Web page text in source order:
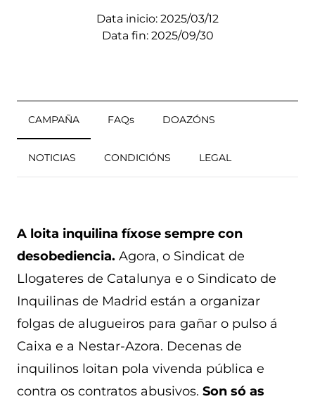
Data inicio: 2025/03/12
Data fin: 2025/09/30
CAMPAÑA FAQs DOAZÓNS
NOTICIAS CONDICIÓNS LEGAL
A loita inquilina fíxose sempre con
desobediencia. Agora, o Sindicat de
Llogateres de Catalunya e o Sindicato de
Inquilinas de Madrid están a organizar
folgas de alugueiros para gañar o pulso á
Caixa e a Nestar-Azora. Decenas de
inquilinos loitan pola vivenda pública e
contra os contratos abusivos. Son só as